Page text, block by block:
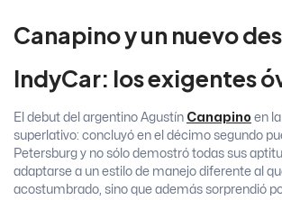
Canapino y un nuevo
IndyCar: los exigentes
El debut del argentino Agustín Canapino en
superlativo: concluyó en el décimo segundo
Petersburg y no sólo demostró todas sus
adaptarse a un estilo de manejo diferente al
acostumbrado, sino que además sorprendió